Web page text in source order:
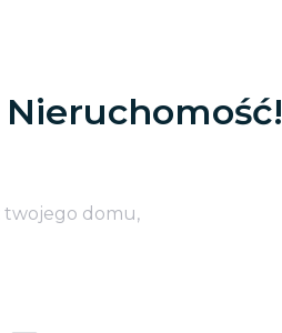
twojego domu,